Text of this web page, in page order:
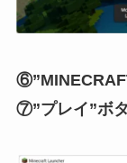
⑦”プレイ”ボ